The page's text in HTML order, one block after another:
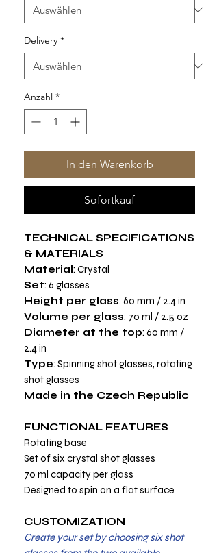
Delivery *
Anzahl *
In den Warenkorb
Sofortkauf
TECHNICAL SPECIFICATIONS
& MATERIALS
Material: Crystal
Set: 6 glasses
Height per glass: 60 mm / 2.4 in
Volume per glass: 70 ml / 2.5 oz
Diameter at the top: 60 mm /
2.4 in
Type: Spinning shot glasses, rotating
shot glasses
Made in the Czech Republic
FUNCTIONAL FEATURES
Rotating base
Set of six crystal shot glasses
70 ml capacity per glass
Designed to spin on a flat surface
CUSTOMIZATION
Create your set by choosing six shot